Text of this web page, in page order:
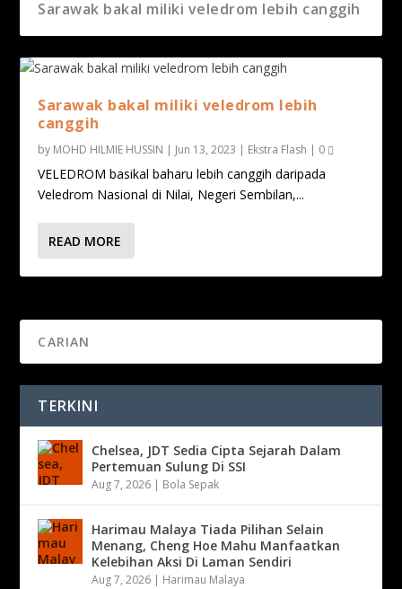
Sarawak bakal miliki veledrom lebih canggih
Sarawak bakal miliki veledrom lebih
canggih
by MOHD HILMIE HUSSIN | Jun 13, 2023 | Ekstra Flash | 0
VELEDROM basikal baharu lebih canggih daripada
Veledrom Nasional di Nilai, Negeri Sembilan,...
READ MORE
TERKINI
Chelsea, JDT Sedia Cipta Sejarah Dalam
Pertemuan Sulung Di SSI
Aug 7, 2026 | Bola Sepak
Harimau Malaya Tiada Pilihan Selain
Menang, Cheng Hoe Mahu Manfaatkan
Kelebihan Aksi Di Laman Sendiri
Aug 7, 2026 | Harimau Malaya